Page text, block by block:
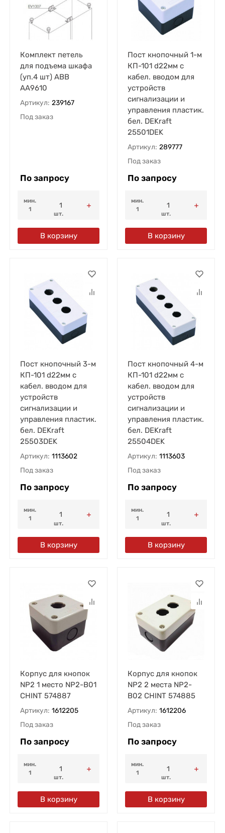
Комплект петель
для подъема шкафа
(уп.4 шт) ABB
AA9610
Артикул: 239167
Под заказ
По запросу
мин.
1
шт.
В корзину
Пост кнопочный 1-м
КП-101 d22мм с
кабел. вводом для
устройств
сигнализации и
управления пластик.
бел. DEKraft
25501DEK
Артикул: 289777
Под заказ
По запросу
мин.
1
шт.
В корзину
Пост кнопочный 3-м
КП-101 d22мм с
кабел. вводом для
устройств
сигнализации и
управления пластик.
бел. DEKraft
25503DEK
Артикул: 1113602
Под заказ
По запросу
мин.
1
шт.
В корзину
Пост кнопочный 4-м
КП-101 d22мм с
кабел. вводом для
устройств
сигнализации и
управления пластик.
бел. DEKraft
25504DEK
Артикул: 1113603
Под заказ
По запросу
мин.
1
шт.
В корзину
Корпус для кнопок
NP2 1 место NP2-B01
CHINT 574887
Артикул: 1612205
Под заказ
По запросу
мин.
1
шт.
В корзину
Корпус для кнопок
NP2 2 места NP2-
B02 CHINT 574885
Артикул: 1612206
Под заказ
По запросу
мин.
1
шт.
В корзину